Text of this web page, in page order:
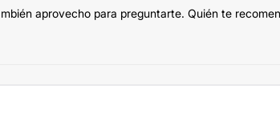
aprovecho para preguntarte. Quién te